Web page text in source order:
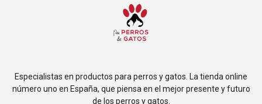
Especialistas en productos para perros y gatos. La tienda online
número uno en España, que piensa en el mejor presente y futuro
de los perros y gatos.